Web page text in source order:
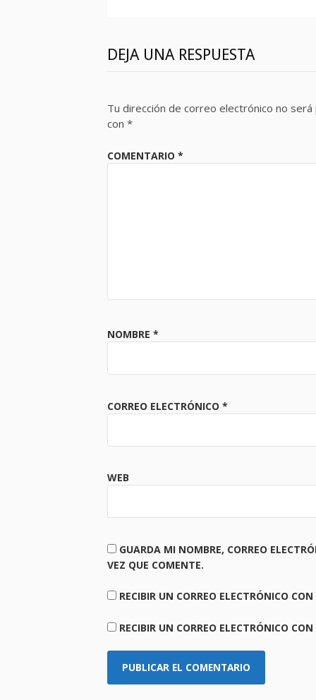
DEJA UNA RESPUESTA
Tu dirección de correo electrónico no será
con *
COMENTARIO *
NOMBRE *
CORREO ELECTRÓNICO *
WEB
GUARDA MI NOMBRE, CORREO
VEZ QUE COMENTE.
RECIBIR UN CORREO ELECTRÓNICO
RECIBIR UN CORREO ELECTRÓNICO